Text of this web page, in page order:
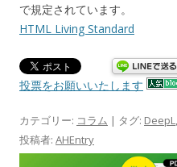
で規定されています。
HTML Living Standard
投票をお願いいたします
カテゴリー: コラム | タグ: DeepL,
投稿者: AHEntry